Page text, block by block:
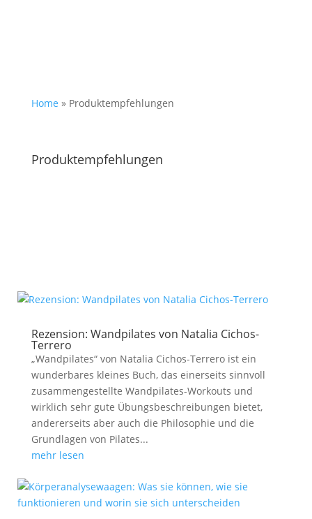
Home » Produktempfehlungen
Produktempfehlungen
Rezension: Wandpilates von Natalia Cichos-
Terrero
„Wandpilates“ von Natalia Cichos-Terrero ist ein
wunderbares kleines Buch, das einerseits sinnvoll
zusammengestellte Wandpilates-Workouts und
wirklich sehr gute Übungsbeschreibungen bietet,
andererseits aber auch die Philosophie und die
Grundlagen von Pilates...
mehr lesen